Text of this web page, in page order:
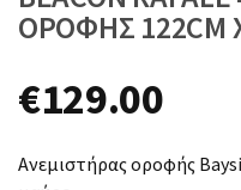
ΟΡΟΦΗΣ
€129.00
Ανεμιστήρας οροφής